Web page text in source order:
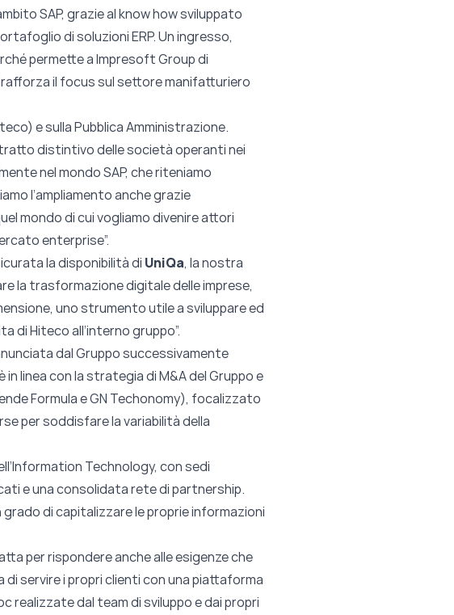
SAP, grazie al know how sviluppato
di soluzioni ERP. Un ingresso,
permette a Impresoft Group di
il focus sul settore manifatturiero
e sulla Pubblica Amministrazione.
tratto distintivo delle società operanti nei
nel mondo SAP, che riteniamo
l’ampliamento anche grazie
mondo di cui vogliamo divenire attori
enterprise”.
la disponibilità di UniQa, la nostra
la trasformazione digitale delle imprese,
uno strumento utile a sviluppare ed
di Hiteco all’interno gruppo”.
dal Gruppo successivamente
linea con la strategia di M&A del Gruppo e
Formula e GN Techonomy), focalizzato
per soddisfare la variabilità della
Technology, con sedi
e una consolidata rete di partnership.
di capitalizzare le proprie informazioni
per rispondere anche alle esigenze che
di servire i propri clienti con una piattaforma
realizzate dal team di sviluppo e dai propri